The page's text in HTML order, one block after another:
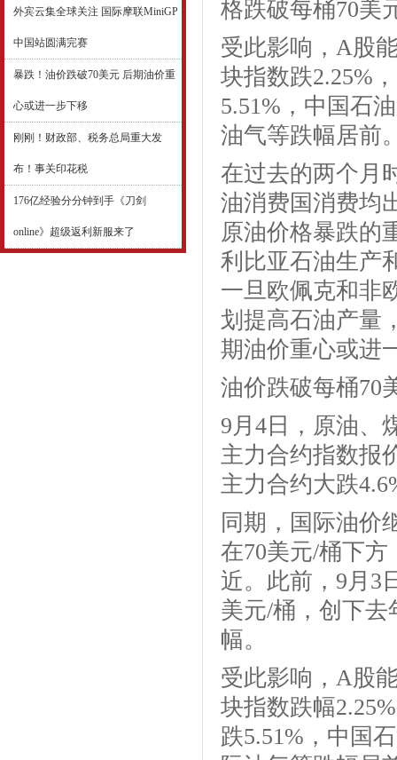
外宾云集全球关注 国际摩联MiniGP
中国站圆满完赛
暴跌！油价跌破70美元 后期油价重
心或进一步下移
刚刚！财政部、税务总局重大发
布！事关印花税
176亿经验分分钟到手《刀剑
online》超级返利新服来了
格跌破每桶70美
受此影响，A股
块指数跌2.25%
5.51%，中国石
油气等跌幅居前
在过去的两个月
油消费国消费均
原油价格暴跌的
利比亚石油生产
一旦欧佩克和非
划提高石油产量
期油价重心或进
油价跌破每桶70
9月4日，原油、
主力合约指数报
主力合约大跌
同期，国际油价
在70美元/桶下
近。此前，9月3
美元/桶，创下去
幅。
受此影响，A股
块指数跌幅
跌5.51%，中国